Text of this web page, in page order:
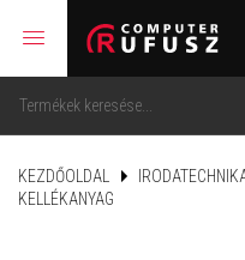
menu
KEZDŐOLDAL
KELLÉKANYAG